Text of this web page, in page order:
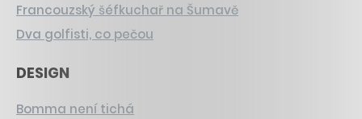
Francouzský šéfkuchař na Šumavě
Dva golfisti, co pečou
DESIGN
Bomma není tichá